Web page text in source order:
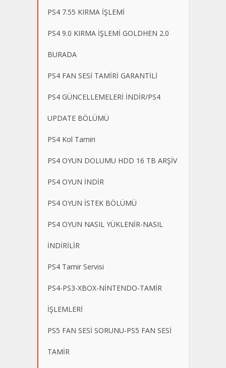
PS4 7.55 KIRMA İŞLEMİ
PS4 9.0 KIRMA İŞLEMİ GOLDHEN 2.0
BURADA
PS4 FAN SESİ TAMİRİ GARANTİLİ
PS4 GÜNCELLEMELERİ İNDİR/PS4
UPDATE BÖLÜMÜ
PS4 Kol Tamiri
PS4 OYUN DOLUMU HDD 16 TB ARŞİV
PS4 OYUN İNDİR
PS4 OYUN İSTEK BÖLÜMÜ
PS4 OYUN NASIL YÜKLENİR-NASIL
İNDİRİLİR
PS4 Tamir Servisi
PS4-PS3-XBOX-NİNTENDO-TAMİR
İŞLEMLERİ
PS5 FAN SESİ SORUNU-PS5 FAN SESİ
TAMİR